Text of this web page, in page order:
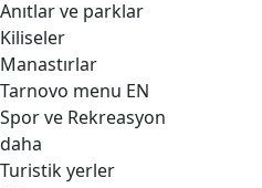
Anıtlar ve parklar
Kiliseler
Manastırlar
Tarnovo menu EN
Spor ve Rekreasyon
daha
Turistik yerler